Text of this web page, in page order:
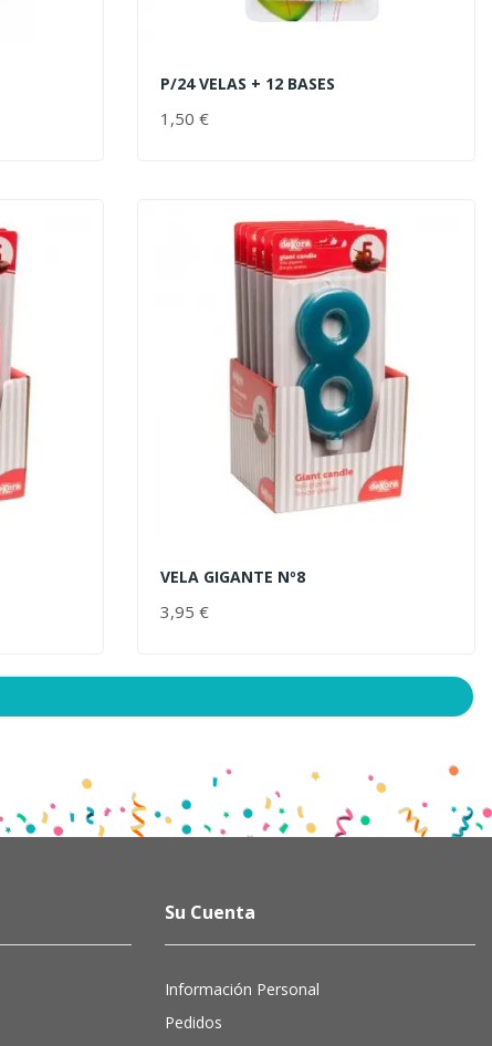
P/24 VELAS + 12 BASES
1,50 €AÑADIR AL CARRITO
VELA GIGANTE Nº8
3,95 €AÑADIR AL CARRITO
Su Cuenta
Información Personal
Pedidos